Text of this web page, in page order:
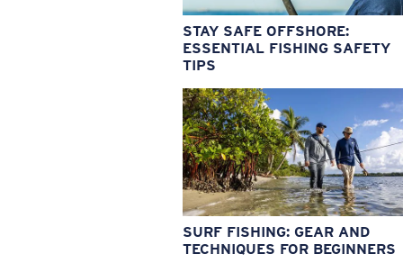
STAY SAFE OFFSHORE:
ESSENTIAL FISHING SAFETY
TIPS
SURF FISHING: GEAR AND
TECHNIQUES FOR BEGINNERS